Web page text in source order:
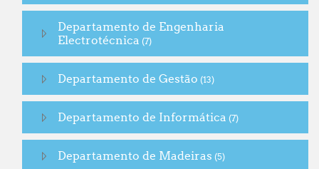
Departamento de Engenharia
Electrotécnica (7)
Departamento de Gestão (13)
Departamento de Informática (7)
Departamento de Madeiras (5)